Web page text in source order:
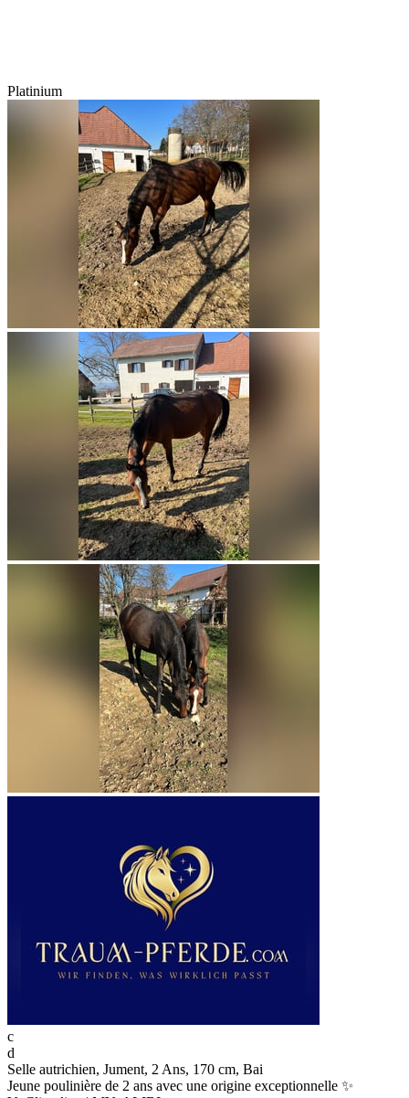
Platinium
c
d
Selle autrichien, Jument, 2 Ans, 170 cm, Bai
Jeune poulinière de 2 ans avec une origine exceptionnelle ✨